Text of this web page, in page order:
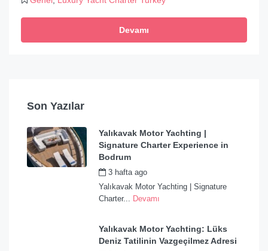
Devamı
Son Yazılar
Yalıkavak Motor Yachting |
Signature Charter Experience in
Bodrum
3 hafta ago
Yalıkavak Motor Yachting | Signature
Charter... Devamı
Yalıkavak Motor Yachting: Lüks
Deniz Tatilinin Vazgeçilmez Adresi